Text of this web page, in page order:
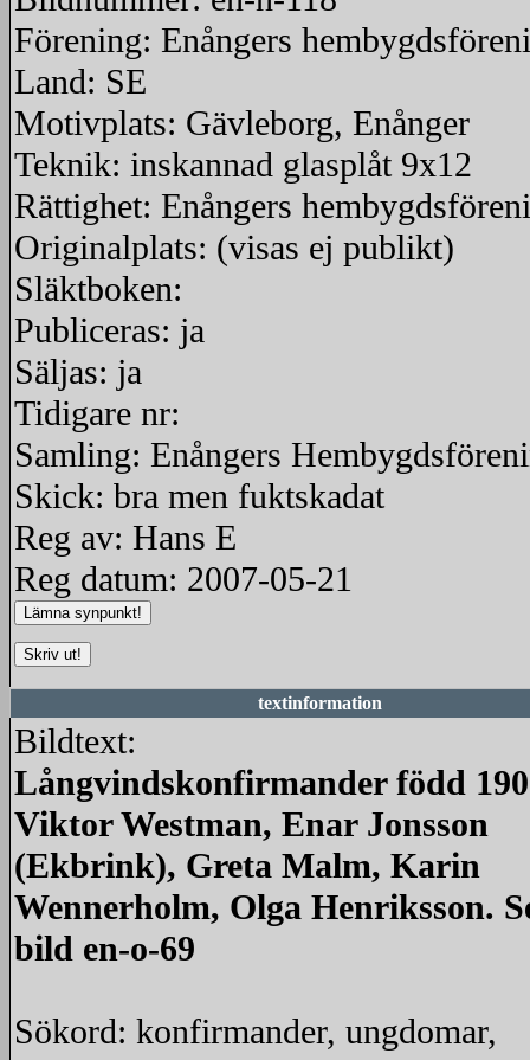
Förening: Enångers
Land: SE
Motivplats: Gävleborg, Enånger
Teknik: inskannad glasplåt 9x12
Rättighet: Enångers
Originalplats: (visas ej publikt)
Släktboken:
Publiceras: ja
Säljas: ja
Tidigare nr:
Samling: Enångers
Skick: bra men fuktskadat
Reg av: Hans E
Reg datum: 2007-05-21
textinformation
Bildtext:
Långvindskonfirmander född
Viktor Westman, Enar Jonsson
(Ekbrink), Greta Malm, Karin
Wennerholm, Olga Henriksson.
bild en-o-69
Sökord: konfirmander, ungdomar,